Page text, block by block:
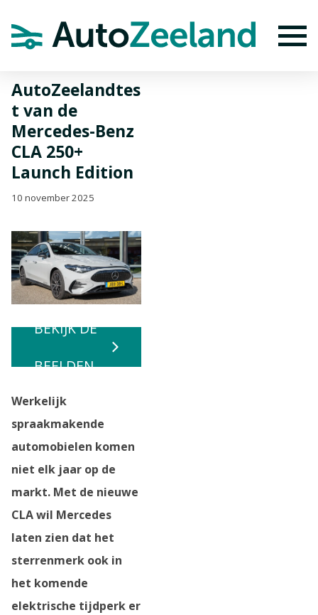
Launch Edition
AutoZeelandtes
t van de
Mercedes-Benz
CLA 250+
Launch Edition
10 november 2025
BEKIJK DE
BEELDEN
Werkelijk
spraakmakende
automobielen komen
niet elk jaar op de
markt. Met de nieuwe
CLA wil Mercedes
laten zien dat het
sterrenmerk ook in
het komende
elektrische tijdperk er